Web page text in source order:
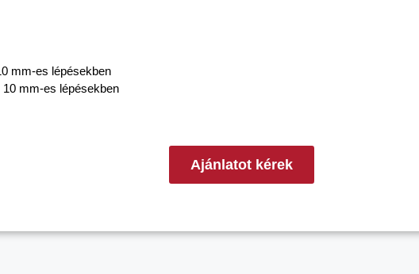
mm-es lépésekben
mm-es lépésekben
Ajánlatot kérek